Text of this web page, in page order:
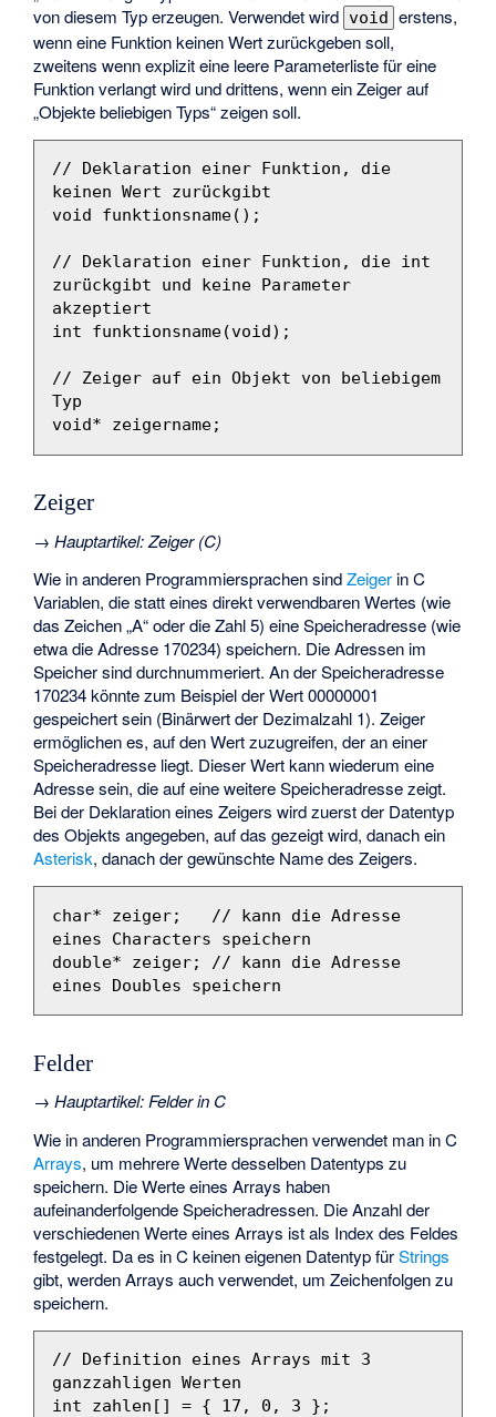
von diesem Typ erzeugen. Verwendet wird void erstens,
wenn eine Funktion keinen Wert zurückgeben soll,
zweitens wenn explizit eine leere Parameterliste für eine
Funktion verlangt wird und drittens, wenn ein Zeiger auf
„Objekte beliebigen Typs“ zeigen soll.
// Deklaration einer Funktion, die
keinen Wert zurückgibt
void
funktionsname();
// Deklaration einer Funktion, die int
zurückgibt und keine Parameter
akzeptiert
int
funktionsname(void );
// Zeiger auf ein Objekt von beliebigem
Typ
void* zeigername;
Zeiger
→Hauptartikel:Zeiger (C)
Wie in anderen Programmiersprachen sindZeiger in C
Variablen, die statt eines direkt verwendbaren Wertes (wie
das Zeichen „A“ oder die Zahl 5) eine Speicheradresse (wie
etwa die Adresse 170234) speichern. Die Adressen im
Speicher sind durchnummeriert. An der Speicheradresse
170234 könnte zum Beispiel der Wert 00000001
gespeichert sein (Binärwert der Dezimalzahl 1). Zeiger
ermöglichen es, auf den Wert zuzugreifen, der an einer
Speicheradresse liegt. Dieser Wert kann wiederum eine
Adresse sein, die auf eine weitere Speicheradresse zeigt.
Bei der Deklaration eines Zeigers wird zuerst der Datentyp
des Objekts angegeben, auf das gezeigt wird, danach ein
Asterisk, danach der gewünschte Name des Zeigers.
char* zeiger;
// kann die Adresse
eines Characters speichern
double* zeiger;
// kann die Adresse
eines Doubles speichern
Felder
→Hauptartikel: Felder in C
Wie in anderen Programmiersprachen verwendet man in C
Arrays, um mehrere Werte desselben Datentyps zu
speichern. Die Werte eines Arrays haben
aufeinanderfolgende Speicheradressen. Die Anzahl der
verschiedenen Werte eines Arrays ist als Index des Feldes
festgelegt. Da es in C keinen eigenen Datentyp fürStrings
gibt, werden Arrays auch verwendet, um Zeichenfolgen zu
speichern.
// Definition eines Arrays mit 3
ganzzahligen Werten
int
zahlen [] = { 17 , 0 , 3 };